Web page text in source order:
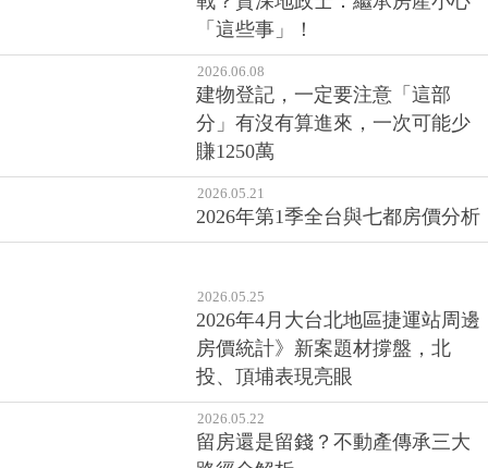
戰？資深地政士：繼承房產小心
「這些事」！
2026.06.08
建物登記，一定要注意「這部
分」有沒有算進來，一次可能少
賺1250萬
2026.05.25
2026年4月大台北地區捷運站周邊
房價統計》新案題材撐盤，北
投、頂埔表現亮眼